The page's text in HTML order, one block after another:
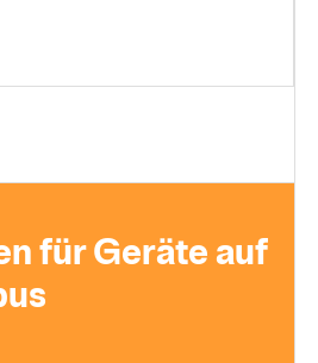
für Ge­rä­te auf